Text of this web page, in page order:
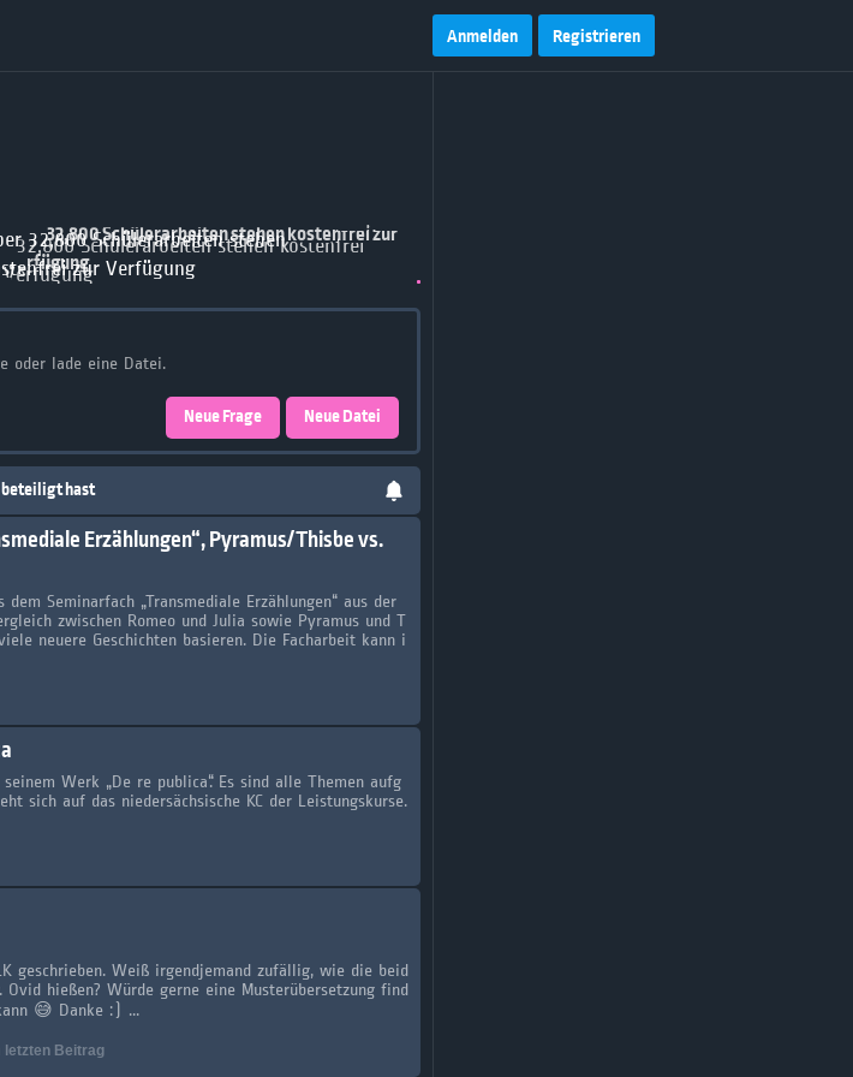
Anmelden Registrieren
32,800 Schülerarbeiten stehen
zur Verfügung
oder lade eine Datei.
Neue Frage Neue Datei
hast
Erzählungen“, Pyramus/Thisbe vs.
Seminarfach „Transmediale Erzählungen“ aus der
zwischen Romeo und Julia sowie Pyramus und T
neuere Geschichten basieren. Die Facharbeit kann i
Werk „De re publica“. Es sind alle Themen aufg
sich auf das niedersächsische KC der Leistungskurse.
geschrieben. Weiß irgendjemand zufällig, wie die beid
hießen? Würde gerne eine Musterübersetzung find
😅 Danke :) ...
letzten Beitrag